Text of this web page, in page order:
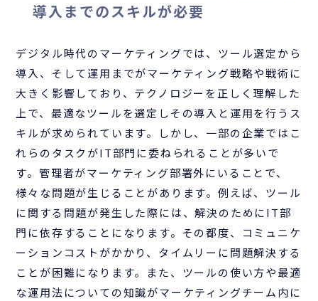
導入までのスキルが必要
デジタル時代のマーケティングでは、ツール選定から
導入、そして運用までがマーケティング戦略や戦術に
大きく影響しており、テクノロジーを正しく理解した
上で、最適なツールを選定しその導入と運用を行うス
キルが求められています。しかし、一部の企業ではこ
れらのタスクがIT部門に委ねられることが多いで
す。管理者がマーケティング部署外にいることで、
様々な問題が生じることがあります。例えば、ツール
に関する問題が発生した際には、解決のためにIT部
門に依存することになります。その都度、コミュニケ
ーションコストがかかり、タイムリーに問題解決する
ことが困難になります。また、ツールの使い方や最適
な運用法についての知識がマーケティングチーム内に